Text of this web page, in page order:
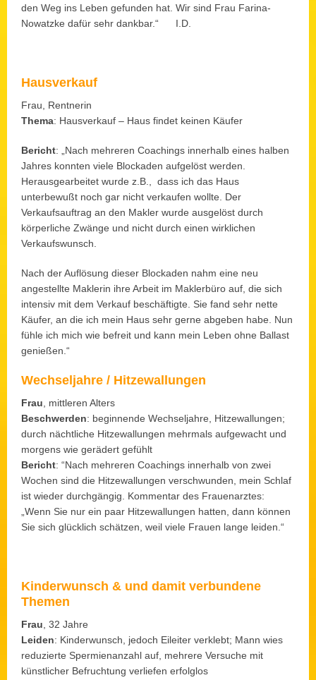
den Weg ins Leben gefunden hat. Wir sind Frau Farina-
Nowatzke dafür sehr dankbar.“ I.D.
Hausverkauf
Frau, Rentnerin
Thema: Hausverkauf – Haus findet keinen Käufer
Bericht: „Nach mehreren Coachings innerhalb eines halben
Jahres konnten viele Blockaden aufgelöst werden.
Herausgearbeitet wurde z.B., dass ich das Haus
unterbewußt noch gar nicht verkaufen wollte. Der
Verkaufsauftrag an den Makler wurde ausgelöst durch
körperliche Zwänge und nicht durch einen wirklichen
Verkaufswunsch.
Nach der Auflösung dieser Blockaden nahm eine neu
angestellte Maklerin ihre Arbeit im Maklerbüro auf, die sich
intensiv mit dem Verkauf beschäftigte. Sie fand sehr nette
Käufer, an die ich mein Haus sehr gerne abgeben habe. Nun
fühle ich mich wie befreit und kann mein Leben ohne Ballast
genießen.“
Wechseljahre / Hitzewallungen
Frau , mittleren Alters
Beschwerden: beginnende Wechseljahre, Hitzewallungen;
durch nächtliche Hitzewallungen mehrmals aufgewacht und
morgens wie gerädert gefühlt
Bericht: “Nach mehreren Coachings innerhalb von zwei
Wochen sind die Hitzewallungen verschwunden, mein Schlaf
ist wieder durchgängig. Kommentar des Frauenarztes:
„Wenn Sie nur ein paar Hitzewallungen hatten, dann können
Sie sich glücklich schätzen, weil viele Frauen lange leiden.“
Kinderwunsch & und damit verbundene
Themen
Frau , 32 Jahre
Leiden: Kinderwunsch, jedoch Eileiter verklebt; Mann wies
reduzierte Spermienanzahl auf, mehrere Versuche mit
künstlicher Befruchtung verliefen erfolglos